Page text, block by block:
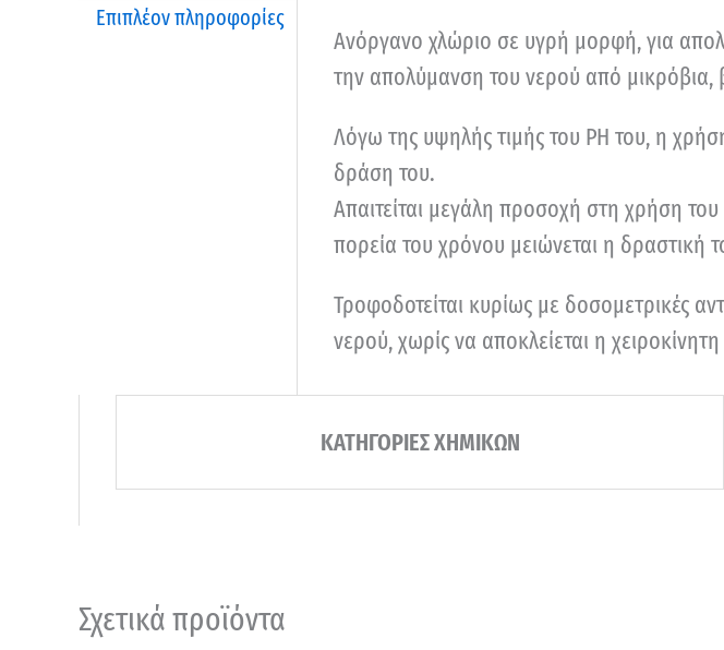
Επιπλέον πληροφορίες
Ανόργανο χλώριο σε υγρή μορφή, για
την απολύμανση του νερού από μικρόβια,
Λόγω της υψηλής τιμής του ΡΗ του, η
δράση του.
Απαιτείται μεγάλη προσοχή στη χρήση
πορεία του χρόνου μειώνεται η δραστική
Τροφοδοτείται κυρίως με δοσομετρικές
νερού, χωρίς να αποκλείεται η
ΚΑΤΗΓΟΡΙΕΣ ΧΗΜΙΚΩΝ
Σχετικά προϊόντα